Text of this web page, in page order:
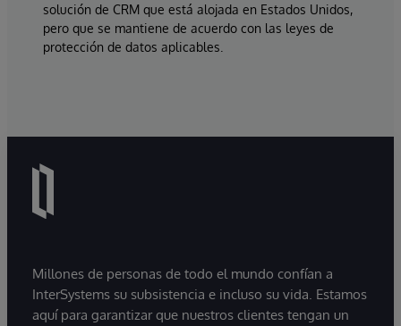
solución de CRM que está alojada en Estados Unidos,
pero que se mantiene de acuerdo con las leyes de
protección de datos aplicables.
Millones de personas de todo el mundo confían a
InterSystems su subsistencia e incluso su vida. Estamos
aquí para garantizar que nuestros clientes tengan un